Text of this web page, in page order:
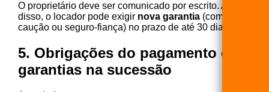
O proprietário deve ser comunicado por escrito. Além
disso, o locador pode exigir nova garantia (como
caução ou seguro-fiança) no prazo de até 30 dias.
5. Obrigações do pagamento e
garantias na sucessão